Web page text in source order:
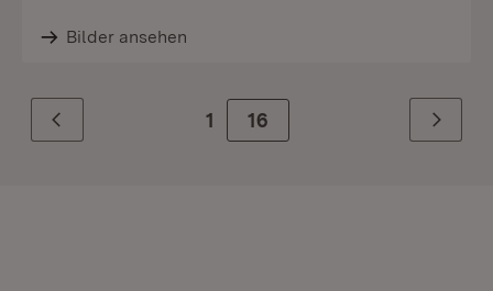
Bilder ansehen
Zurück 1 Zur Seite
16 Weiter